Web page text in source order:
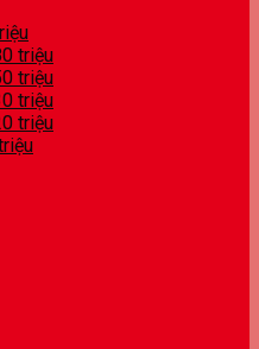
triệu
triệu
triệu
triệu